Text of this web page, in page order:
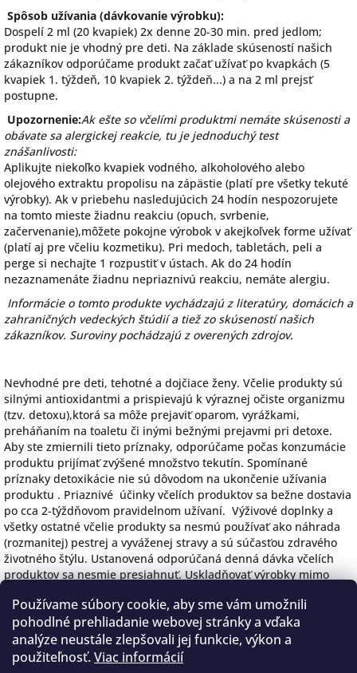
Používame súbory cookie, aby sme vám umožnili
pohodlné prehliadanie webovej stránky a vďaka
analýze neustále zlepšovali jej funkcie, výkon a
použiteľnosť. Viac informácií
Spôsob užívania (dávkovanie výrobku):
Dospelí 2 ml (20 kvapiek) 2x denne 20-30 min. pred jedlom;
produkt nie je vhodný pre deti. Na základe skúseností našich
zákazníkov odporúčame produkt začať užívať po kvapkách (5
kvapiek 1. týždeň, 10 kvapiek 2. týždeň...) a na 2 ml prejsť
postupne.
Upozornenie:Ak ešte so včelími produktmi nemáte skúsenosti a
obávate sa alergickej reakcie, tu je jednoduchý test
znášanlivosti:
Aplikujte niekoľko kvapiek vodného, alkoholového alebo
olejového extraktu propolisu na zápästie (platí pre všetky tekuté
výrobky). Ak v priebehu nasledujúcich 24 hodín nespozorujete
na tomto mieste žiadnu reakciu (opuch, svrbenie,
začervenanie),môžete pokojne výrobok v akejkoľvek forme užívať
(platí aj pre včeliu kozmetiku). Pri medoch, tabletách, peli a
perge si nechajte 1 rozpustiť v ústach. Ak do 24 hodín
nezaznamenáte žiadnu nepriaznivú reakciu, nemáte alergiu.
Informácie o tomto produkte vychádzajú z literatúry, domácich a
zahraničných vedeckých štúdií a tiež zo skúseností našich
zákazníkov. Suroviny pochádzajú z overených zdrojov.
Nevhodné pre deti, tehotné a dojčiace ženy. Včelie produkty sú
silnými antioxidantmi a prispievajú k výraznej očiste organizmu
(tzv. detoxu),ktorá sa môže prejaviť oparom, vyrážkami,
preháňaním na toaletu či inými bežnými prejavmi pri detoxe.
Aby ste zmiernili tieto príznaky, odporúčame počas konzumácie
produktu prijímať zvýšené množstvo tekutín. Spomínané
príznaky detoxikácie nie sú dôvodom na ukončenie užívania
produktu . Priaznivé účinky včelích produktov sa bežne dostavia
po cca 2-týždňovom pravidelnom užívaní. Výživové doplnky a
všetky ostatné včelie produkty sa nesmú používať ako náhrada
(rozmanitej) pestrej a vyváženej stravy a sú súčasťou zdravého
životného štýlu. Ustanovená odporúčaná denná dávka včelích
produktov sa nesmie presiahnuť. Uskladňovať výrobky mimo
včelieho produktu.Skladovať na suchom a tmavom mieste pri
izbovej teplote do 26 °C. Chrániť pred slnečným žiarením.
Spotrebujte do 3 mesiacov od otvorenia včelieho produktu.